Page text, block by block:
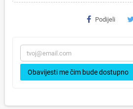
Podijeli
Obavijesti me čim bude dostupno